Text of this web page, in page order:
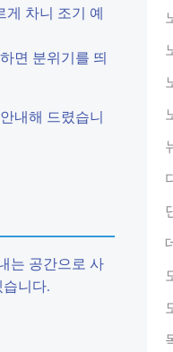
게 차니 조기 예
면 분위기를 띄
내해 드렸습니
는 공간으로 사
니다.